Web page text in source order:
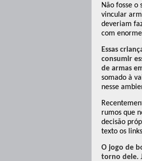
Não fosse
vincular
deveriam
com
Essas
consumir
de armas
somado à
nesse
rumos que
decisão
texto os
O jogo de
torno dele.